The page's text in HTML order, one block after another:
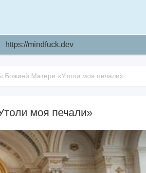
https://mindfuck.dev
Божией Матери «Утоли моя печали»
моя печали»